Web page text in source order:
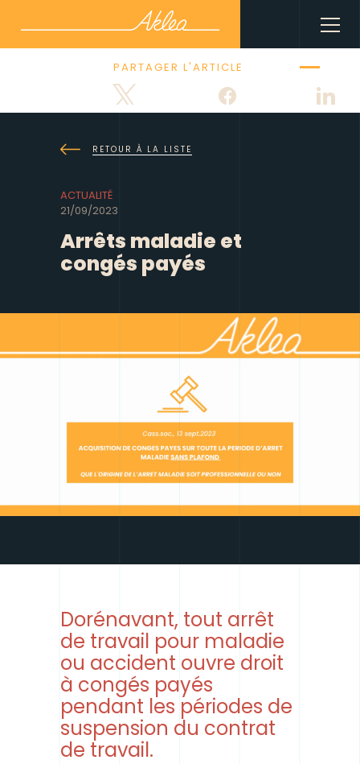
RETOUR À LA LISTE
ACTUALITÉ
21/09/2023
Arrêts maladie et
congés payés
PARTAGER L'ARTICLE
Partagez
Dorénavant, tout arrêt
de travail pour maladie
ou accident ouvre droit
à congés payés
pendant les périodes de
suspension du contrat
de travail.